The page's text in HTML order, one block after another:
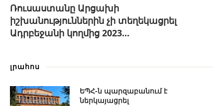
Ռուսաստանը Արցախի
իշխանություններին չի տեղեկացրել
Ադրբեջանի կողմից 2023...
լրահոս
ԵՊՀ-ն պարզաբանում է
ներկայացրել